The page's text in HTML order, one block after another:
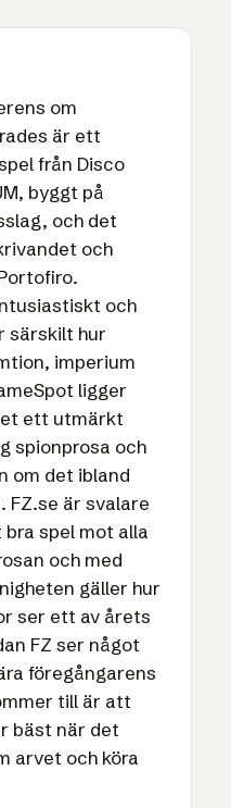
om
är ett
från Disco
byggt på
och det
och
och
särskilt hur
imperium
ligger
ett utmärkt
spionprosa och
om det ibland
FZ.se är svalare
spel mot alla
och med
gäller hur
ser ett av årets
FZ ser något
föregångarens
till är att
bäst när det
arvet och köra